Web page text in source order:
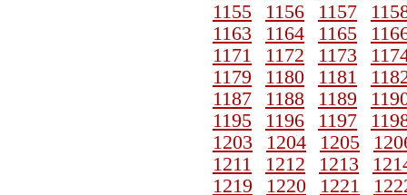
1155
1156 1157
1163
1164 1165
1171
1172 1173
1179
1180 1181
1187
1188 1189
1195
1196 1197
1203
1204 1205
1211
1212 1213
1219
1220 1221